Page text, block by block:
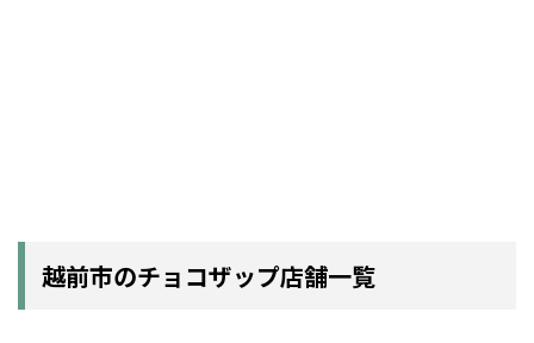
越前市のチョコザップ店舗一覧